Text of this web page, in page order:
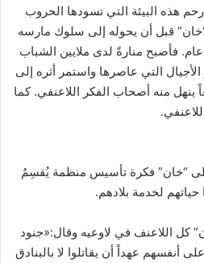
هذه البيئة التي تسودها الحروب
قبل أن يحوله إلى سلوك مارسه
عام. فأصبح منارةً لدى ملايين الشباب
التي عاصرها واستمر أثره إلى
منه أصحاب الفكر اللاعنفي. كما
شاب على “خان” فكرة تأسيس منظمة يُقسِمُ
لخدمة بلادهم.
كل اللاعنف في لاوعيه وقال:«جنود
أنفسهم عهداً أن يقاتلوا لا بالبنادق